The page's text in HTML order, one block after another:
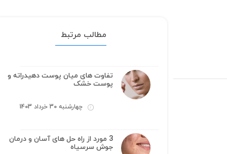
مطالب مرتبط
تفاوت های میان پوست دهیدراته و
پوست خشک
چهارشنبه 30 خرداد 1403
3 مورد از راه حل های آسان و درمان
جوش سرسیاه